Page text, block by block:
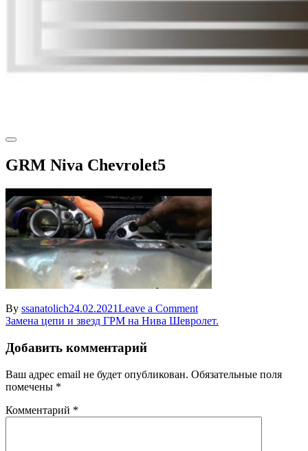
GRM Niva Chevrolet5
By ssanatolich24.02.2021Leave a Commenton
GRM
Навигация
по
записям
Замена цепи и звезд ГРМ на Нива Шевролет.
Добавить комментарий
Ваш адрес email не будет опубликован. Обязательные поля
помечены *
Комментарий *